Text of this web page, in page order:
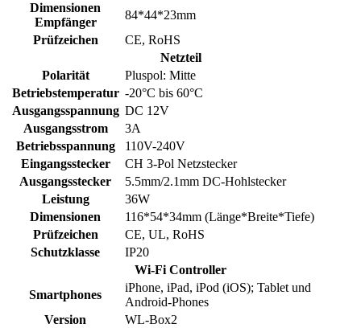
Dimensionen
Empfänger
84*44*23mm
Prüfzeichen
CE, RoHS
Netzteil
Polarität
Pluspol: Mitte
Betriebstemperatur -20°C bis 60°C
Ausgangsspannung DC 12V
Ausgangsstrom
3A
Betriebsspannung
110V-240V
Eingangsstecker
CH 3-Pol Netzstecker
Ausgangsstecker
5.5mm/2.1mm DC-Hohlstecker
Leistung
36W
Dimensionen
116*54*34mm (Länge*Breite*Tiefe)
Prüfzeichen
CE, UL, RoHS
Schutzklasse
IP20
Wi-Fi Controller
Smartphones
iPhone, iPad, iPod (iOS); Tablet und
Android-Phones
Version
WL-Box2